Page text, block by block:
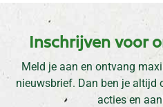
Inschrijven voor
Meld je aan en ontvang
nieuwsbrief. Dan ben je altijd
acties en